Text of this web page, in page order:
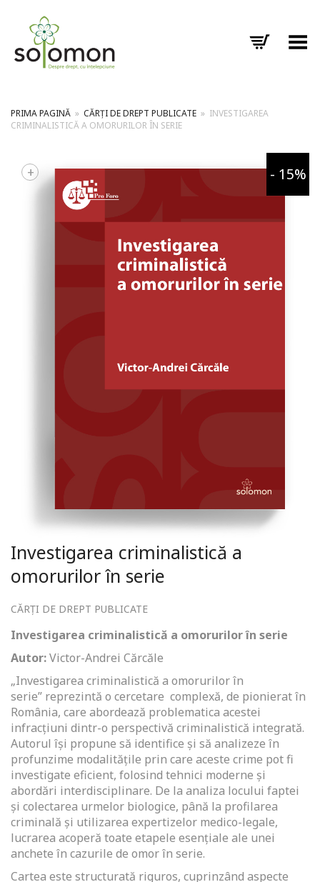
Toggle Menu
PRIMA PAGINĂ » CĂRȚI DE DREPT PUBLICATE » INVESTIGAREA
CRIMINALISTICĂ A OMORURILOR ÎN SERIE
- 15%
+
Investigarea criminalistică a
omorurilor în serie
CĂRȚI DE DREPT PUBLICATE
Investigarea criminalistică a omorurilor în serie
Autor:Victor-Andrei Cărcăle
„Investigarea criminalistică a omorurilor în
serie” reprezintă o cercetare complexă, de pionierat în
România, care abordează problematica acestei
infracțiuni dintr-o perspectivă criminalistică integrată.
Autorul își propune să identifice și să analizeze în
profunzime modalitățile prin care aceste crime pot fi
investigate eficient, folosind tehnici moderne și
abordări interdisciplinare. De la analiza locului faptei
și colectarea urmelor biologice, până la profilarea
criminală și utilizarea expertizelor medico-legale,
lucrarea acoperă toate etapele esențiale ale unei
anchete în cazurile de omor în serie.
Cartea este structurată riguros, cuprinzând aspecte